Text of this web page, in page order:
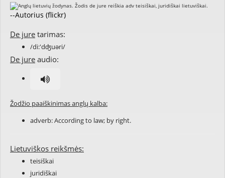
--Autorius (flickr)
De jure tarimas:
/di:'dʤuəri/
De jure audio:
Žodžio paaiškinimas anglų kalba:
adverb: According to law; by right.
Lietuviškos reikšmės:
teisiškai
juridiškai